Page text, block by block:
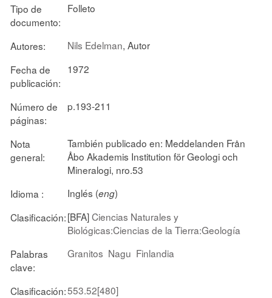
Tipo de
documento:
Folleto
Autores: Nils Edelman, Autor
Fecha de
publicación:
1972
Número de
páginas:
p.193-211
Nota
general:
También publicado en: Meddelanden Från
Åbo Akademis Institution för Geologi och
Mineralogi, nro.53
Idioma :
Inglés (eng)
Clasificación:[BFA]Ciencias Naturales y
Biológicas:Ciencias de la Tierra:Geología
Palabras
clave:
Granitos Nagu Finlandia
Clasificación:553.52[480]